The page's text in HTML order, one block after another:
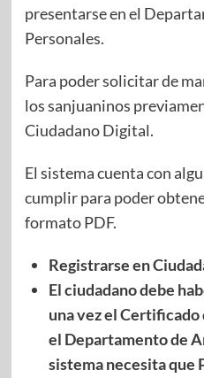
presentarse en el
Personales.
Para poder solicitar de
los sanjuaninos
Ciudadano Digital.
El sistema cuenta con
cumplir para poder
formato PDF.
Registrarse en
El ciudadano debe
una vez el
el Departamento de
sistema necesita que